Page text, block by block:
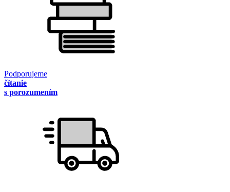
Podporujeme
čítanie
s porozumením